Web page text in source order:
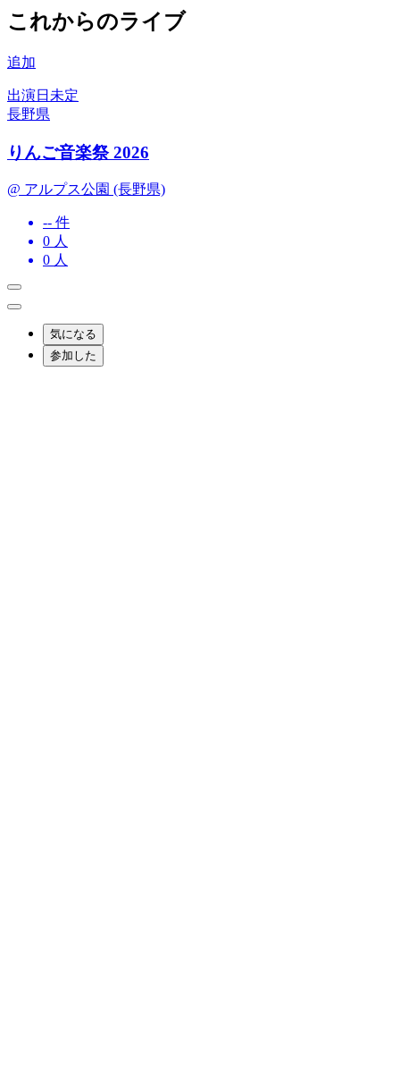
これからのライブ
追加
出演日未定
長野県
りんご音楽祭 2026
@ アルプス公園 (長野県)
-- 件
0 人
0 人
気になる
参加した